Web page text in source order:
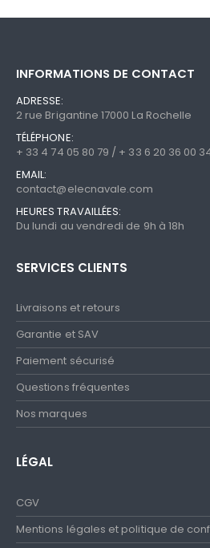
INFORMATIONS DE CONTACT
ADRESSE:
2 rue Brigantine 17000 La Rochelle
TÉLÉPHONE:
+ 33 4 74 05 80 79 / + 33 6 20 36 00
EMAIL:
contact@elecnavale.com
HEURES TRAVAILLÉES:
Du lundi au vendredi de 9h à 18h
SERVICES CLIENTS
Livraisons et retours
Garantie et SAV
Paiement sécurisé
Questions fréquentes
Nos marques
LÉGAL
CGV
Mentions légales et politique de